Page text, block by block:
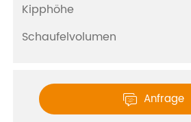
Kipphöhe
Schaufelvolumen
 Anfrage